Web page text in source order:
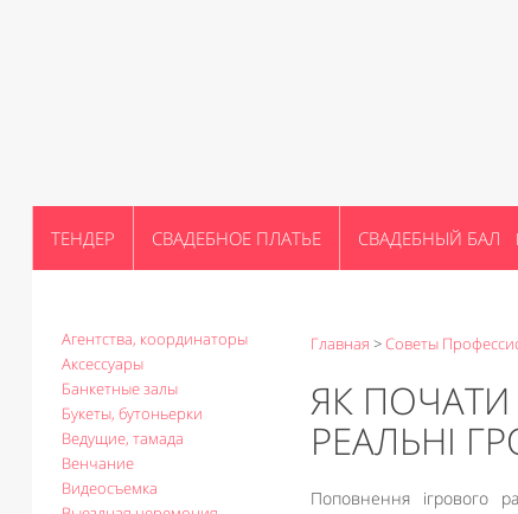
ТЕНДЕР СВАДЕБНОЕ ПЛАТЬЕ СВАДЕБНЫЙ БАЛ
Агентства, координаторы
Аксессуары
Банкетные залы
Букеты, бутоньерки
Ведущие, тамада
Венчание
Видеосъемка
Главная >Советы
ЯК
РЕАЛЬНІ
Поповнення ігрового